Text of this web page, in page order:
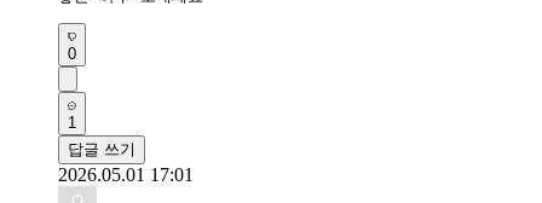
0
1
답글 쓰기
2026.05.01 17:01